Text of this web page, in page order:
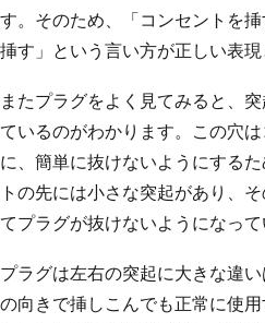
す。そのため、「コンセントを
挿す」という言い方が正しい表現
またプラグをよく見てみると、
ているのがわかります。この穴
に、簡単に抜けないようにする
トの先には小さな突起があり、
てプラグが抜けないようになって
プラグは左右の突起に大きな違
の向きで挿しこんでも正常に使